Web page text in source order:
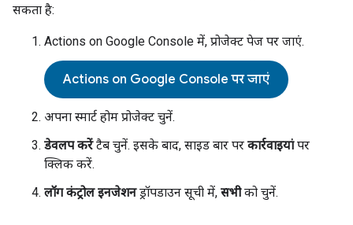
सकता है:
Actions on Google Console में, प्रोजेक्ट पेज पर जाएं.
Actions on Google Console पर जाएं
अपना स्मार्ट होम प्रोजेक्ट चुनें.
डेवलप करेंटैब चुनें. इसके बाद, साइड बार पर कार्रवाइयांपर
क्लिक करें.
लॉग कंट्रोल इनजेशनड्रॉपडाउन सूची में, सभीको चुनें.